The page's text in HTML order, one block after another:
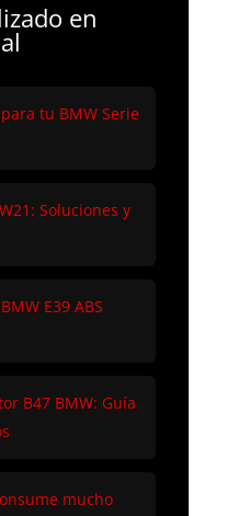
en
tu BMW Serie
Soluciones y
E39 ABS
B47 BMW: Guía
mucho